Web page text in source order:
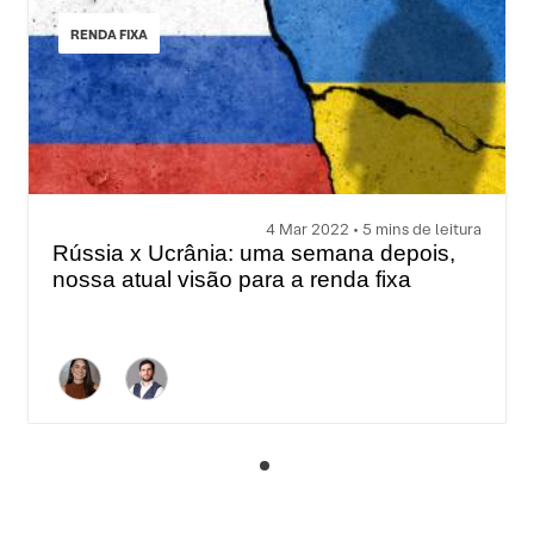
RENDA FIXA
4 Mar 2022 • 5 mins de leitura
Rússia x Ucrânia: uma semana depois,
nossa atual visão para a renda fixa